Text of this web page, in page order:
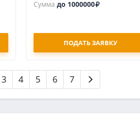
Сумма до 1000000
ПОДАТЬ ЗАЯВКУ
3 4 5 6 7